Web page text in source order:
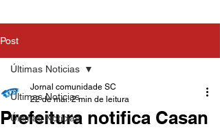
Post
Últimas Noticias
Últimas Notícias
Últimas Noticias
Prefeitura notifica Casan
Jornal comunidade SC
22 de mai. 2 min de leitura